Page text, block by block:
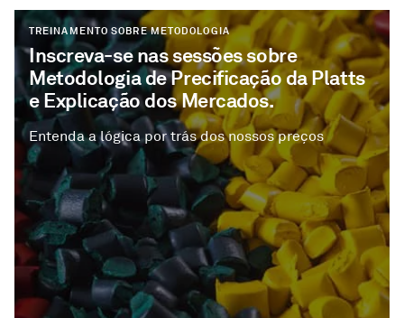
TREINAMENTO SOBRE METODOLOGIA
Inscreva-se nas sessões sobre
Metodologia de Precificação da Platts
e Explicação dos Mercados.
Entenda a lógica por trás dos nossos preços